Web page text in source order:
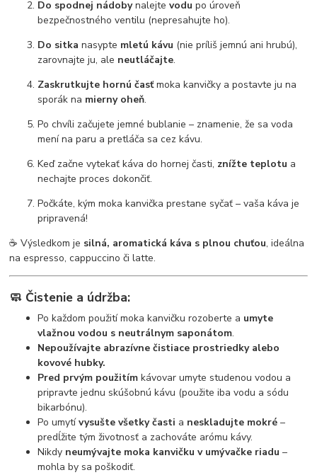
Do spodnej nádobynalejtevodu po úroveň
bezpečnostného ventilu (nepresahujte ho).
Do sitka nasypte mletú kávu (nie príliš jemnú ani hrubú),
zarovnajte ju, ale neutláčajte.
Zaskrutkujte hornú časťmoka kanvičky a postavte ju na
sporák na mierny oheň.
Po chvíli začujete jemné bublanie – znamenie, že sa voda
mení na paru a pretláča sa cez kávu.
Keď začne vytekať káva do hornej časti, znížte teplotu a
nechajte proces dokončiť.
Počkáte, kým moka kanvička prestane syčať – vaša káva je
pripravená!
☕ Výsledkom je silná, aromatická káva s plnou chuťou, ideálna
na espresso, cappuccino či latte.
🧼 Čistenie a údržba:
Po každom použití moka kanvičku rozoberte a umyte
vlažnou vodou s neutrálnym saponátom.
Nepoužívajte abrazívne čistiace prostriedky alebo
kovové hubky.
Pred prvým použitím kávovar umyte studenou vodou a
pripravte jednu skúšobnú kávu (použite iba vodu a sódu
bikarbónu).
Po umytívysušte všetky časti a neskladujte mokré –
predĺžite tým životnosť a zachováte arómu kávy.
Nikdy neumývajte moka kanvičku v umývačke riadu –
mohla by sa poškodiť.